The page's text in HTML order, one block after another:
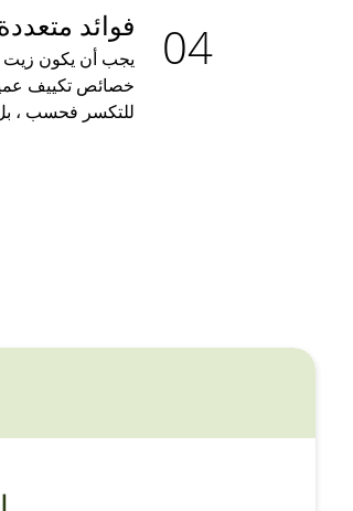
فوائد
يجب أن يكون زيت
خصائص تكييف
للتكسر فحسب ، بل